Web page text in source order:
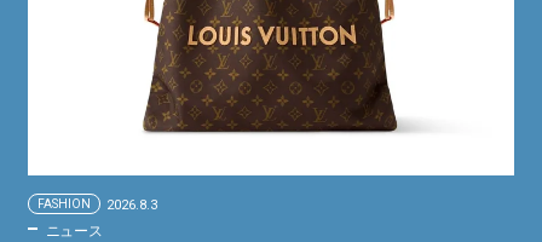
FASHION 2026.8.3
ニュース